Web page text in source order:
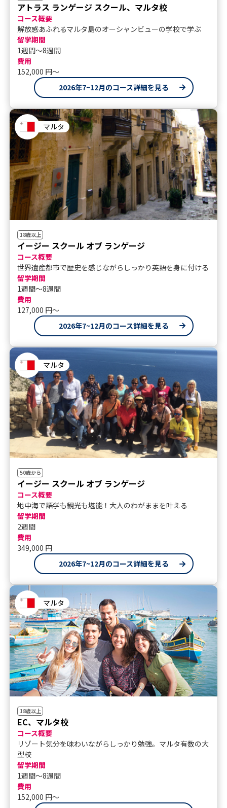
アトラス ランゲージ スクール、マルタ校
コース概要
解放感あふれるマルタ島のオーシャンビューの学校で学ぶ
留学期間
1週間～8週間
費用
152,000 円〜
2026年7~12月のコース詳細を見る
マルタ
18歳以上
イージー スクール オブ ランゲージ
コース概要
世界遺産都市で歴史を感じながらしっかり英語を身に付ける
留学期間
1週間～8週間
費用
127,000 円〜
2026年7~12月のコース詳細を見る
マルタ
50歳から
イージー スクール オブ ランゲージ
コース概要
地中海で語学も観光も堪能！大人のわがままを叶える
留学期間
2週間
費用
349,000 円
2026年7~12月のコース詳細を見る
マルタ
18歳以上
EC、マルタ校
コース概要
リゾート気分を味わいながらしっかり勉強。マルタ有数の大
型校
留学期間
1週間～8週間
費用
152,000 円〜